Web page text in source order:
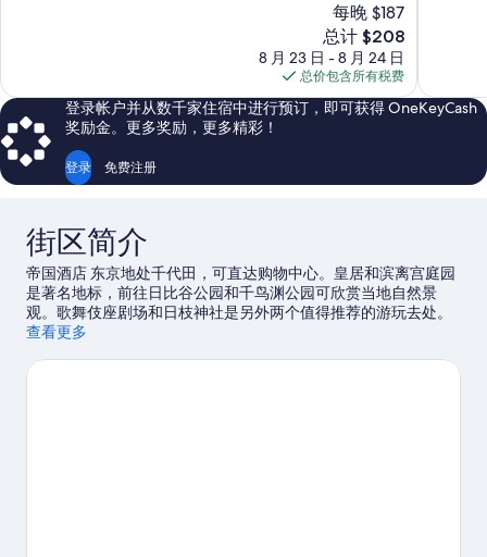
2,704
条
点
评
每晚 $187
新
价
格
$208
总计 $208
8 月 23 日 - 8 月 24 日
总价包含所有税费
1,007
条
登录帐户并从数千家住宿中进行预订，即可获得 OneKeyCash
奖励金。更多奖励，更多精彩！
登录 免费注册
街区简介
帝国酒店 东京地处千代田，可直达购物中心。皇居和滨离宫庭园
是著名地标，前往日比谷公园和千鸟渊公园可欣赏当地自然景
观。歌舞伎座剧场和日枝神社是另外两个值得推荐的游玩去处。
访问我们的东京旅行指南
查看更多